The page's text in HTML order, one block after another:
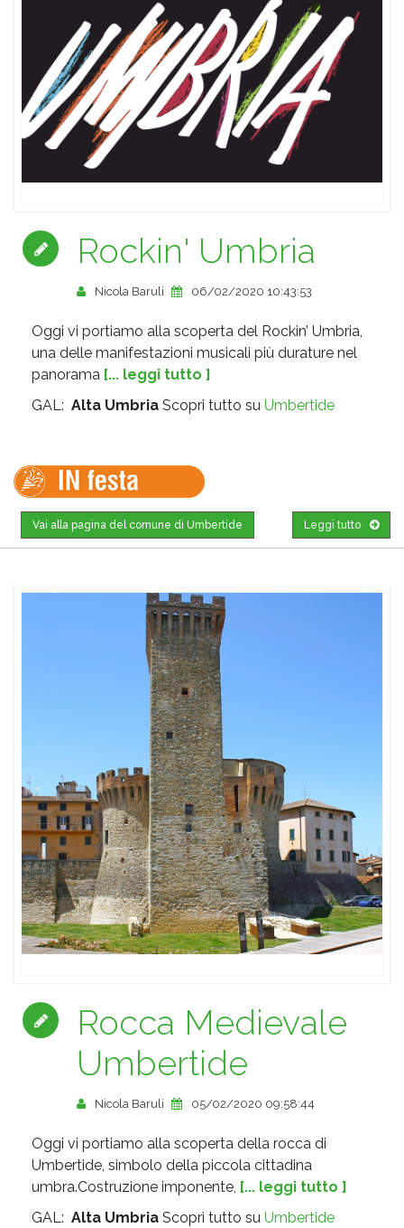
Rockin' Umbria
Nicola Baruli 06/02/2020 10:43:53
Oggi vi portiamo alla scoperta del Rockin’ Umbria,
una delle manifestazioni musicali più durature nel
panorama [... leggi tutto ]
GAL: Alta Umbria Scopri tutto su Umbertide
Leggi tutto
Vai alla pagina del comune di Umbertide
Rocca Medievale
Umbertide
Nicola Baruli 05/02/2020 09:58:44
Oggi vi portiamo alla scoperta della rocca di
Umbertide, simbolo della piccola cittadina
umbra.Costruzione imponente, [... leggi tutto ]
GAL: Alta Umbria Scopri tutto su Umbertide